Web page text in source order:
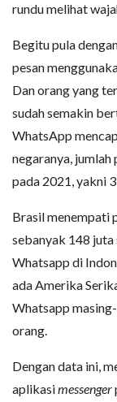
rundu melihat
Begitu pula
pesan
Dan orang yang
sudah semakin
WhatsApp
negaranya,
pada 2021, yakni
Brasil menempati
sebanyak 148 juta
Whatsapp di
ada Amerika
Whatsapp
orang.
Dengan data ini,
aplikasimessenger